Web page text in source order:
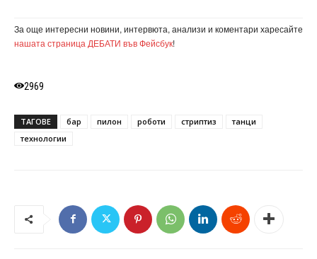
За още интересни новини, интервюта, анализи и коментари харесайте
нашата страница ДЕБАТИ във Фейсбук!
2969
ТАГОВЕ бар пилон роботи стриптиз
танци
технологии